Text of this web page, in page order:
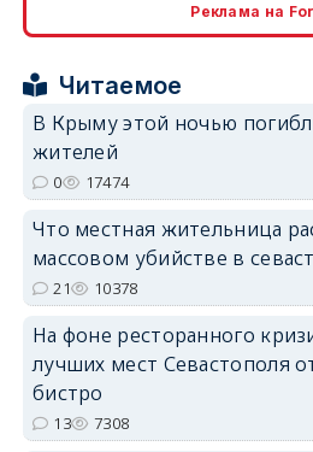
Реклама на
Читаемое
В Крыму этой ночью
жителей
0 17474
Что местная жительница
массовом убийстве в
21 10378
На фоне ресторанного
лучших мест Севастополя
бистро
13 7308